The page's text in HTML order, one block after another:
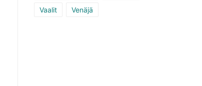
Vaalit
Venäjä